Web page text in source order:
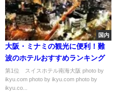
国内
大阪・ミナミの観光に便利！難
波のホテルおすすめランキング
第1位 スイスホテル南海大阪 photo by
ikyu.com photo by ikyu.com photo by
ikyu.co...